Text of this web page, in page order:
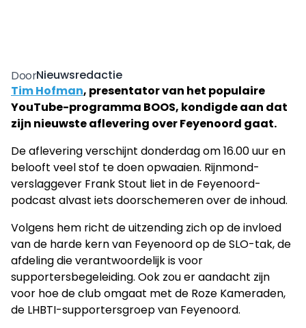
DoorNieuwsredactie
Tim Hofman, presentator van het populaire
YouTube-programma BOOS, kondigde aan dat
zijn nieuwste aflevering over Feyenoord gaat.
De aflevering verschijnt donderdag om 16.00 uur en
belooft veel stof te doen opwaaien. Rijnmond-
verslaggever Frank Stout liet in de Feyenoord-
podcast alvast iets doorschemeren over de inhoud.
Volgens hem richt de uitzending zich op de invloed
van de harde kern van Feyenoord op de SLO-tak, de
afdeling die verantwoordelijk is voor
supportersbegeleiding. Ook zou er aandacht zijn
voor hoe de club omgaat met de Roze Kameraden,
de LHBTI-supportersgroep van Feyenoord.